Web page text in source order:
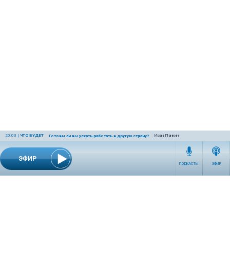
ЭФИР
20:03 | ЧТО БУДЕТ Готовы ли вы уехать работать в другую страну? Иван Панкин
ПОДКАСТЫ ЭФИР